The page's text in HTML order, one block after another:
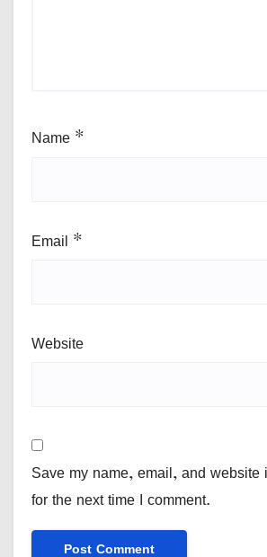
Name *
Email *
Website
Save my name, email, and website
for the next time I comment.